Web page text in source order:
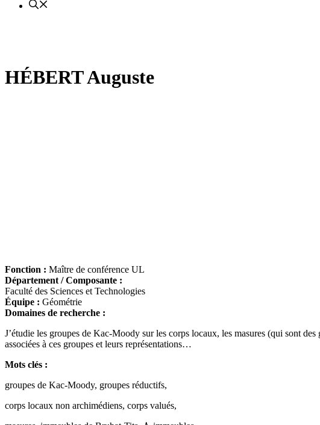
HÉBERT Auguste
Fonction : Maître de conférence UL
Département / Composante :
Faculté des Sciences et Technologies
Équipe : Géométrie
Domaines de recherche :
J’étudie les groupes de Kac-Moody sur les corps locaux, les masures (qui sont
associées à ces groupes et leurs représentations…
Mots clés :
groupes de Kac-Moody, groupes réductifs,
corps locaux non archimédiens, corps valués,
Λ